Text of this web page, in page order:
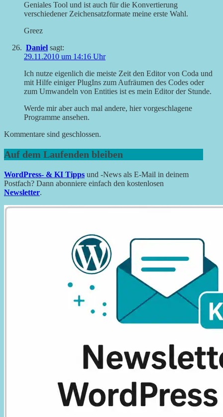
Geniales Tool und ist auch für die Konvertierung
verschiedener Zeichensatzformate meine erste Wahl.
Greez
Daniel sagt:
29.11.2010 um 14:16 Uhr
Ich nutze eigenlich die meiste Zeit den Editor von Coda und
mit Hilfe einiger PlugIns zum Aufräumen des Codes oder
zum Umwandeln von Entities ist es mein Editor der Stunde.
Werde mir aber auch mal andere, hier vorgeschlagene
Programme ansehen.
Kommentare sind geschlossen.
Auf dem Laufenden bleiben
WordPress- & KI Tipps und -News als E-Mail in deinem
Postfach? Dann abonniere einfach den kostenlosen
Newsletter.